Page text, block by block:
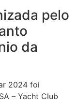
pelo
da
2024 foi
– Yacht Club